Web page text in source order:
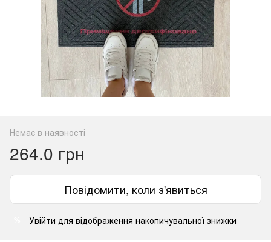
Немає в наявності
264.0 грн
Повідомити, коли з'явиться
Увійти для відображення накопичувальної знижки